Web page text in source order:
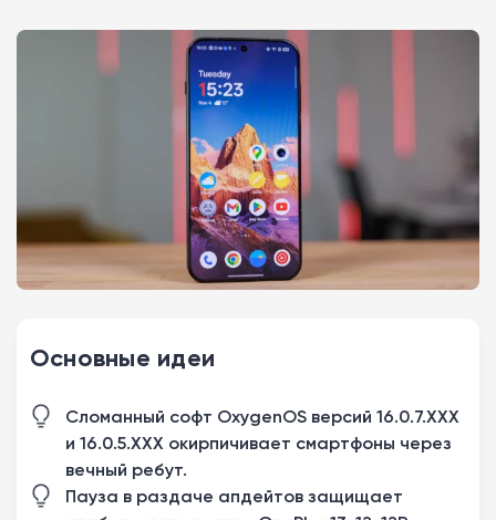
Основные идеи
Сломанный софт OxygenOS версий 16.0.7.XXX
и 16.0.5.XXX окирпичивает смартфоны через
вечный ребут.
Пауза в раздаче апдейтов защищает